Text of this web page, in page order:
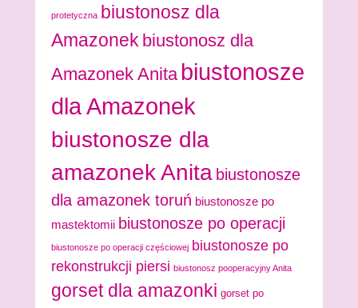
protetyczna biustonosz dla
Amazonek biustonosz dla
Amazonek Anita biustonosze
dla Amazonek
biustonosze dla
amazonek Anita biustonosze
dla amazonek toruń biustonosze po
mastektomii biustonosze po operacji
biustonosze po operacji częściowej biustonosze po
rekonstrukcji piersi biustonosz pooperacyjny Anita
gorset dla amazonki gorset po